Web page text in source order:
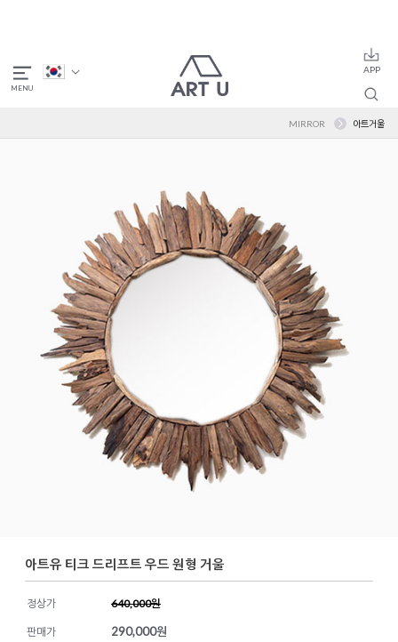
MIRROR 아트거울
아트유 티크 드리프트 우드 원형 거울
정상가 640,000원
판매가 290,000원